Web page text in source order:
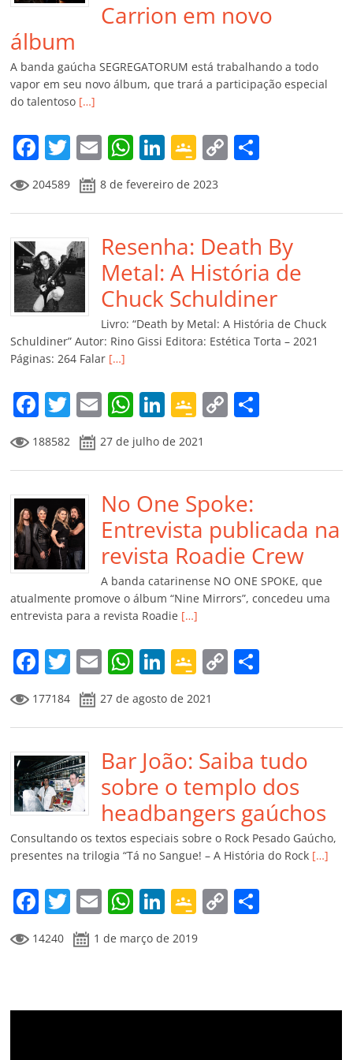
Carrion em novo
álbum
A banda gaúcha SEGREGATORUM está trabalhando a todo
vapor em seu novo álbum, que trará a participação especial
do talentoso […]
F
a
c
e
b
o
o
k
T
w
itt
er
E
m
ai
l
W
at
s
A
p
p
Li
k
e
dI
n
G
o
o
gl
e
Cl
a
ss
ro
m
C
y
Li
n
k
p
ar
til
h
ar
204589 8 de fevereiro de 2023
Resenha: Death By
Metal: A História de
Chuck Schuldiner
Livro: “Death by Metal: A História de Chuck
Schuldiner” Autor: Rino Gissi Editora: Estética Torta – 2021
Páginas: 264 Falar […]
F
a
c
e
b
o
o
k
T
w
itt
er
E
m
ai
l
W
h
at
s
A
p
p
Li
n
k
e
dI
n
G
o
o
gl
e
Cl
a
ss
ro
o
m
C
y
Li
n
k
p
til
h
ar
188582 27 de julho de 2021
No One Spoke:
Entrevista publicada na
revista Roadie Crew
A banda catarinense NO ONE SPOKE, que
atualmente promove o álbum “Nine Mirrors”, concedeu uma
entrevista para a revista Roadie […]
F
a
c
e
b
o
o
k
T
w
itt
er
E
m
ai
l
W
at
s
A
p
p
Li
n
k
e
dI
n
G
o
o
gl
e
Cl
a
ss
ro
o
m
C
y
Li
n
k
p
ar
til
h
ar
177184 27 de agosto de 2021
Bar João: Saiba tudo
sobre o templo dos
headbangers gaúchos
Consultando os textos especiais sobre o Rock Pesado Gaúcho,
presentes na trilogia “Tá no Sangue! – A História do Rock […]
F
a
c
b
T
w
itt
E
m
ai
W
at
A
Li
n
k
dI
G
o
o
e
C
Li ar
14240 1 de março de 2019